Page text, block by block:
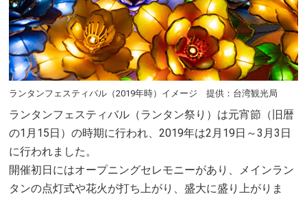
ランタンフェスティバル（2019年時）イメージ 提供：台湾観光局
ランタンフェスティバル（ランタン祭り）は元宵節（旧暦
の1月15日）の時期に行われ、2019年は2月19日～3月3日
に行われました。
開催初日にはオープニングセレモニーがあり、メインラン
タンの点灯式や花火が打ち上がり、盛大に盛り上がりま